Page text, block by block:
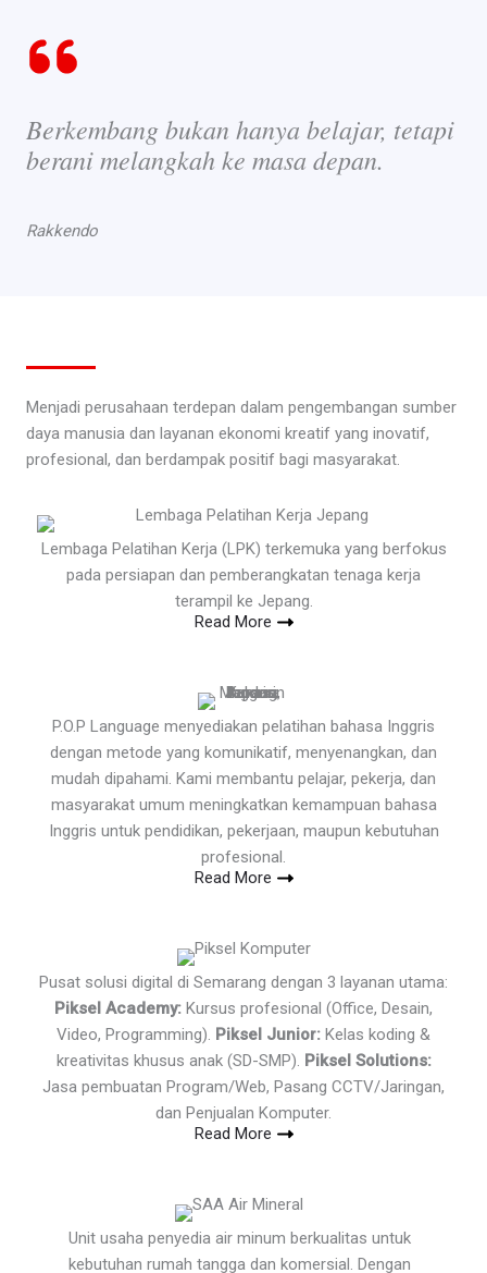
Berkembang bukan hanya belajar, tetapi
berani melangkah ke masa depan.
Rakkendo
Menjadi perusahaan terdepan dalam pengembangan sumber
daya manusia dan layanan ekonomi kreatif yang inovatif,
profesional, dan berdampak positif bagi masyarakat.
Lembaga Pelatihan Kerja (LPK) terkemuka yang berfokus
pada persiapan dan pemberangkatan tenaga kerja
terampil ke Jepang.
Read More
P.O.P Language menyediakan pelatihan bahasa Inggris
dengan metode yang komunikatif, menyenangkan, dan
mudah dipahami. Kami membantu pelajar, pekerja, dan
masyarakat umum meningkatkan kemampuan bahasa
Inggris untuk pendidikan, pekerjaan, maupun kebutuhan
profesional.
Read More
Pusat solusi digital di Semarang dengan 3 layanan utama:
Piksel Academy: Kursus profesional (Office, Desain,
Video, Programming). Piksel Junior: Kelas koding &
kreativitas khusus anak (SD-SMP). Piksel Solutions:
Jasa pembuatan Program/Web, Pasang CCTV/Jaringan,
dan Penjualan Komputer.
Read More
Unit usaha penyedia air minum berkualitas untuk
kebutuhan rumah tangga dan komersial. Dengan